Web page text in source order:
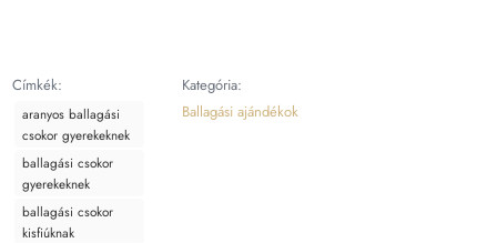
Címkék:
aranyos ballagási
csokor gyerekeknek
ballagási csokor
gyerekeknek
ballagási csokor
kisfiúknak
Kategória:
Ballagási ajándékok